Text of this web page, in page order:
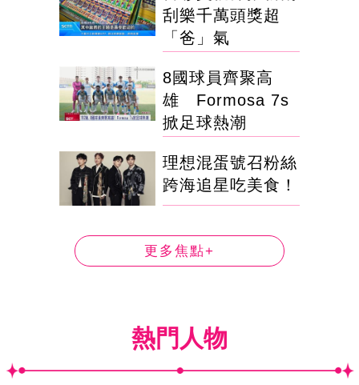
刮樂千萬頭獎超
「爸」氣
8國球員齊聚高
雄 Formosa 7s
掀足球熱潮
理想混蛋號召粉絲
跨海追星吃美食！
更多焦點+
熱門人物